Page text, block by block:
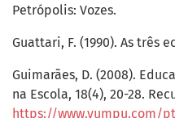
Petrópolis: Vozes.
Guattari, F. (1990). As três
Guimarães, D. (2008).
na Escola, 18(4), 20-28.
https://www.yumpu.com/